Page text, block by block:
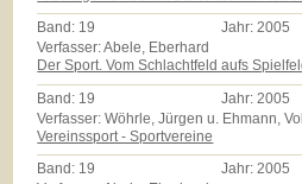
Band: 19 Jahr:2005
Verfasser: Abele, Eberhard
Der Sport. Vom Schlachtfeld aufs
Band: 19 Jahr: 2005
Verfasser: Wöhrle, Jürgen u. Ehmann,
Vereinssport - Sportvereine
Band: 19 Jahr:2005